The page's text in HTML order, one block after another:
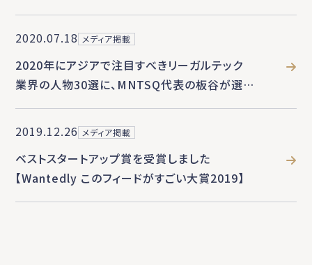
2020.07.18 メディア掲載
2020年にアジアで注目すべきリーガルテック
業界の人物30選に、MNTSQ代表の板谷が選
出されました
2019.12.26 メディア掲載
ベストスタートアップ賞を受賞しました
【Wantedly このフィードがすごい大賞2019】